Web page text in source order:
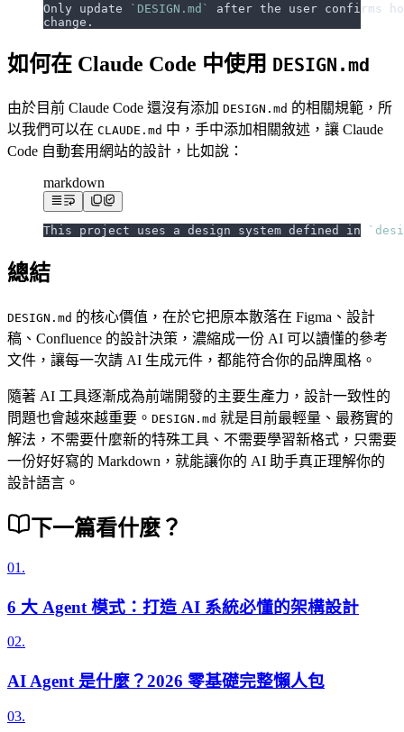
Only update
`DESIGN.md`
after the user confirms
change.
如何在 Claude Code 中使用 DESIGN.md
由於目前 Claude Code 還沒有添加 DESIGN.md 的相關規範，所
以我們可以在 CLAUDE.md 中，手中添加相關敘述，讓 Claude
Code 自動套用網站的設計，比如說：
markdown
This project uses a design system defined in
總結
DESIGN.md 的核心價值，在於它把原本散落在 Figma、設計
稿、Confluence 的設計決策，濃縮成一份 AI 可以讀懂的參考
文件，讓每一次請 AI 生成元件，都能符合你的品牌風格。
隨著 AI 工具逐漸成為前端開發的主要生產力，設計一致性的
問題也會越來越重要。 DESIGN.md 就是目前最輕量、最務實的
解法，不需要什麼新的特殊工具、不需要學習新格式，只需要
一份好好寫的 Markdown，就能讓你的 AI 助手真正理解你的
設計語言。
下一篇看什麼？
01.
6 大 Agent 模式：打造 AI 系統必懂的架構設計
02.
AI Agent 是什麼？2026 零基礎完整懶人包
03.